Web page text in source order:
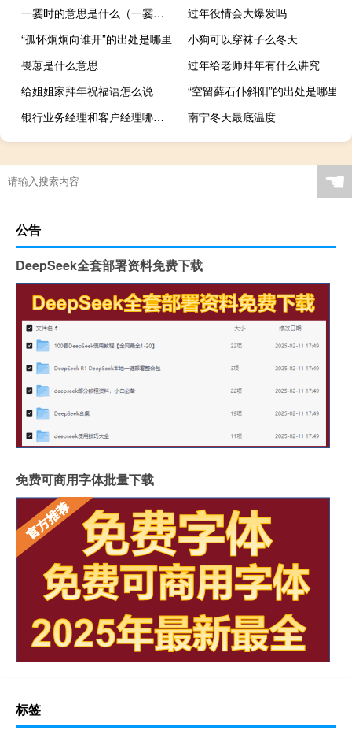
一霎时的意思是什么（一霎时的意思）
过年役情会大爆发吗
“孤怀炯炯向谁开”的出处是哪里
小狗可以穿袜子么冬天
畏葸是什么意思
过年给老师拜年有什么讲究
给姐姐家拜年祝福语怎么说
“空留藓石仆斜阳”的出处是哪里
银行业务经理和客户经理哪个大
南宁冬天最底温度
☚
公告
DeepSeek全套部署资料免费下载
免费可商用字体批量下载
标签